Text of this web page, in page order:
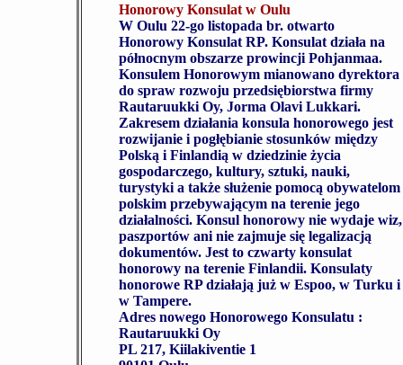
Honorowy Konsulat w Oulu
W Oulu 22-go listopada br. otwarto
Honorowy Konsulat RP. Konsulat działa na
północnym obszarze prowincji Pohjanmaa.
Konsulem Honorowym mianowano dyrektora
do spraw rozwoju przedsiębiorstwa firmy
Rautaruukki Oy, Jorma Olavi Lukkari.
Zakresem działania konsula honorowego jest
rozwijanie i pogłębianie stosunków między
Polską i Finlandią w dziedzinie życia
gospodarczego, kultury, sztuki, nauki,
turystyki a także służenie pomocą obywatelom
polskim przebywającym na terenie jego
działalności. Konsul honorowy nie wydaje wiz,
paszportów ani nie zajmuje się legalizacją
dokumentów. Jest to czwarty konsulat
honorowy na terenie Finlandii. Konsulaty
honorowe RP działają już w Espoo, w Turku i
w Tampere.
Adres nowego Honorowego Konsulatu :
Rautaruukki Oy
PL 217, Kiilakiventie 1